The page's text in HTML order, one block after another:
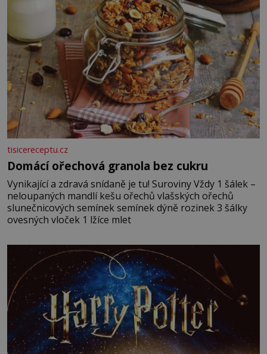
tisicereceptu.cz
Domácí ořechová granola bez cukru
Vynikající a zdravá snídaně je tu! Suroviny Vždy 1 šálek –
neloupaných mandlí kešu ořechů vlašských ořechů
slunečnicových semínek semínek dýně rozinek 3 šálky
ovesných vloček 1 lžíce mlet